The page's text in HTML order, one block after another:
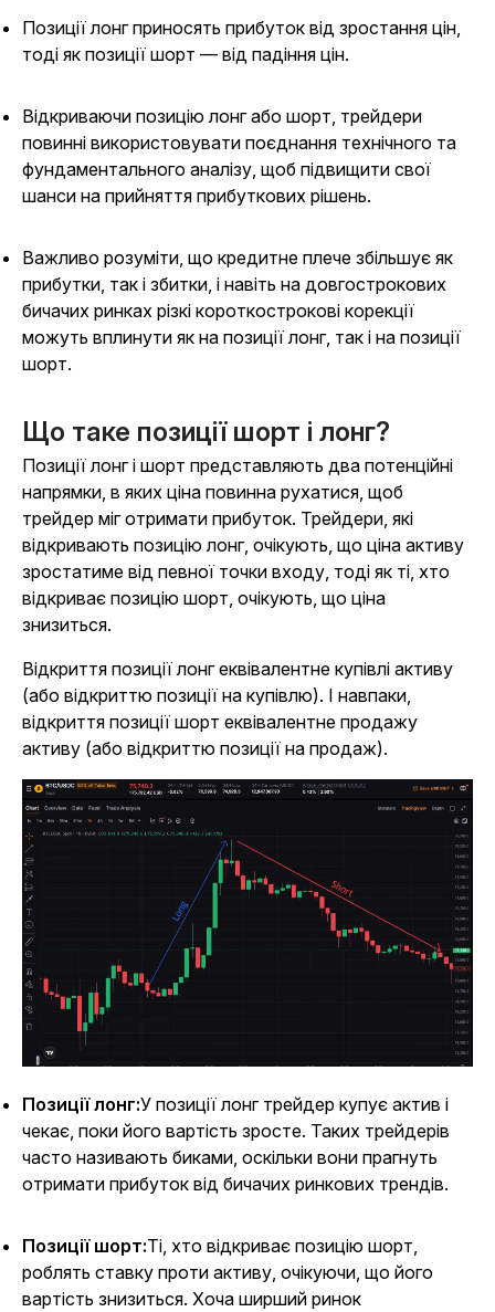
Позиції лонг приносять прибуток від зростання цін,
тоді як позиції шорт — від падіння цін.
Відкриваючи позицію лонг або шорт, трейдери
повинні використовувати поєднання технічного та
фундаментального аналізу, щоб підвищити свої
шанси на прийняття прибуткових рішень.
Важливо розуміти, що кредитне плече збільшує як
прибутки, так і збитки, і навіть на довгострокових
бичачих ринках різкі короткострокові корекції
можуть вплинути як на позиції лонг, так і на позиції
шорт.
Що таке позиції шорт і лонг?
Позиції лонг і шорт представляють два потенційні
напрямки, в яких ціна повинна рухатися, щоб
трейдер міг отримати прибуток. Трейдери, які
відкривають позицію лонг, очікують, що ціна активу
зростатиме від певної точки входу, тоді як ті, хто
відкриває позицію шорт, очікують, що ціна
знизиться.
Відкриття позиції лонг еквівалентне купівлі активу
(або відкриттю позиції на купівлю). І навпаки,
відкриття позиції шорт еквівалентне продажу
активу (або відкриттю позиції на продаж).
Позиції лонг:У позиції лонг трейдер купує актив і
чекає, поки його вартість зросте. Таких трейдерів
часто називають биками, оскільки вони прагнуть
отримати прибуток від бичачих ринкових трендів.
Позиції шорт:Ті, хто відкриває позицію шорт,
роблять ставку проти активу, очікуючи, що його
вартість знизиться. Хоча ширший ринок